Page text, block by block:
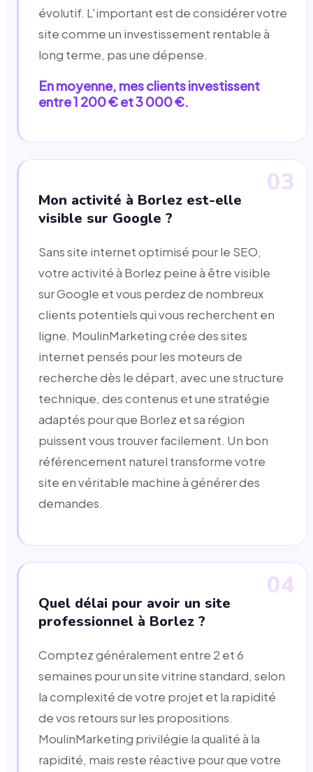
évolutif. L'important est de considérer votre
site comme un investissement rentable à
long terme, pas une dépense.
En moyenne, mes clients investissent
entre 1 200 € et 3 000 €.
03
Mon activité à Borlez est-elle
visible sur Google ?
Sans site internet optimisé pour le SEO,
votre activité à Borlez peine à être visible
sur Google et vous perdez de nombreux
clients potentiels qui vous recherchent en
ligne. MoulinMarketing crée des sites
internet pensés pour les moteurs de
recherche dès le départ, avec une structure
technique, des contenus et une stratégie
adaptés pour que Borlez et sa région
puissent vous trouver facilement. Un bon
référencement naturel transforme votre
site en véritable machine à générer des
demandes.
04
Quel délai pour avoir un site
professionnel à Borlez ?
Comptez généralement entre 2 et 6
semaines pour un site vitrine standard, selon
la complexité de votre projet et la rapidité
de vos retours sur les propositions.
MoulinMarketing privilégie la qualité à la
rapidité, mais reste réactive pour que votre